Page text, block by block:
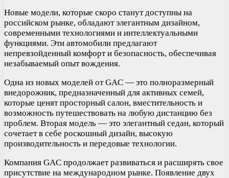
Новые модели, которые скоро станут доступны на
российском рынке, обладают элегантным дизайном,
современными технологиями и интеллектуальными
функциями. Эти автомобили предлагают
непревзойденный комфорт и безопасность, обеспечивая
незабываемый опыт вождения.
Одна из новых моделей от GAC — это полноразмерный
внедорожник, предназначенный для активных семей,
которые ценят просторный салон, вместительность и
возможность путешествовать на любую дистанцию без
проблем. Вторая модель — это элегантный седан, который
сочетает в себе роскошный дизайн, высокую
производительность и передовые технологии.
Компания GAC продолжает развиваться и расширять свое
присутствие на международном рынке. Появление двух